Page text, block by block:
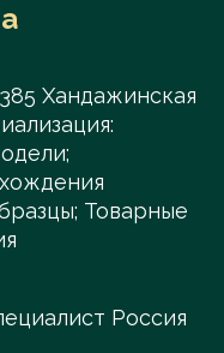
Хандажинская
Товарные
Россия